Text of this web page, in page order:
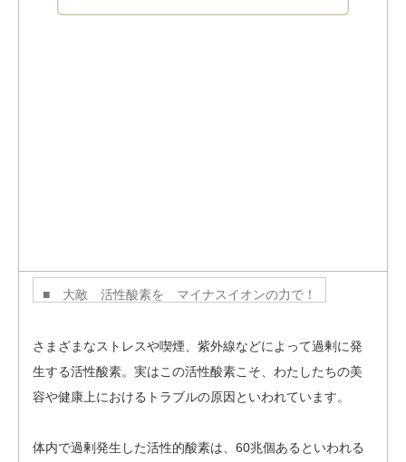
■ 大敵 活性酸素を マイナスイオンの力で！
さまざまなストレスや喫煙、紫外線などによって過剰に発
生する活性酸素。実はこの活性酸素こそ、わたしたちの美
容や健康上におけるトラブルの原因といわれています。
体内で過剰発生した活性的酸素は、60兆個あるといわれる